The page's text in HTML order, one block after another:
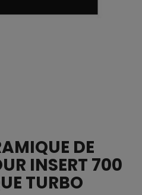
DE
INSERT 700
TURBO